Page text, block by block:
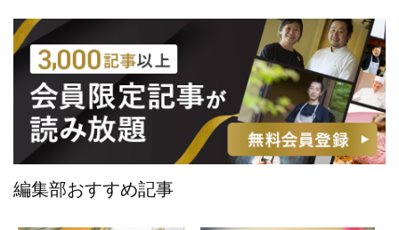
編集部おすすめ記事